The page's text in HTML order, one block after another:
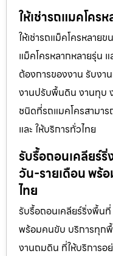
ให้เช่ารถแมคโคร
ให้เช่ารถแม็คโครหลาย
แม็คโครหลากหลายรุ่น
ต้องการของงาน รับงา
งานปรับพื้นดิน งานทุบ
ชนิดที่รถแมคโครสามา
และ ให้บริการทั่วไทย
รับรื้อถอนเคลียร์ริ่
วัน-รายเดือน พร้
ไทย
รับรื้อถอนเคลียร์ริ่งพื้นที่
พร้อมคนขับ บริการทุกพื้
งานถมดิน ที่ให้บริการอ